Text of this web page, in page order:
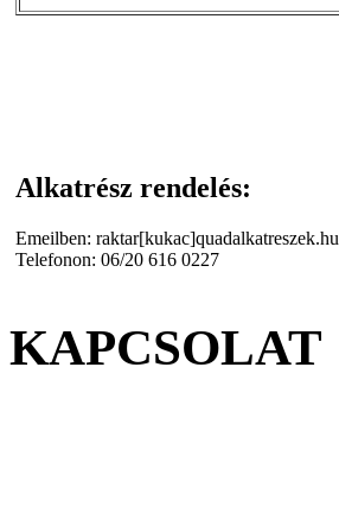
Alkatrész rendelés:
Emeilben: raktar[kukac]quadalkatreszek.hu
Telefonon: 06/20 616 0227
KAPCSOLAT